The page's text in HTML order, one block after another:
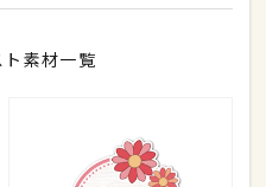
ト素材一覧